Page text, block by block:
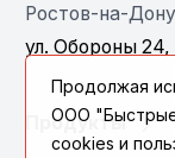
Ростов-на-
ул. Обороны
Продукты
Продолжая
ООО "Быстрые
cookies и